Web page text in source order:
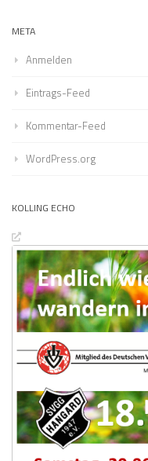
META
Anmelden
Eintrags-Feed
Kommentar-Feed
WordPress.org
KOLLING ECHO